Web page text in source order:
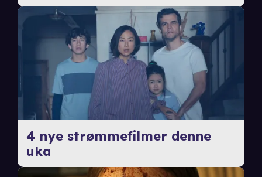
4 nye strømmefilmer denne
uka